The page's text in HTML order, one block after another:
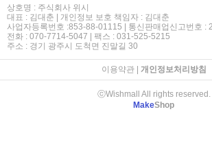
상호명 : 주식회사 위시
대표 : 김대춘 | 개인정보 보호 책임자 : 김대춘
사업자등록번호 :853-88-01115 | 통신판매업신고번호 :
전화 : 070-7714-5047 | 팩스 : 031-525-5215
주소 : 경기 광주시 도척면 진말길 30
이용약관| 개인정보처리방침
ⓒWishmall All rights reserved.
MakeShop